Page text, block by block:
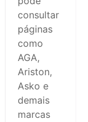
consultar
páginas
como
AGA,
Ariston,
Asko e
demais
marcas